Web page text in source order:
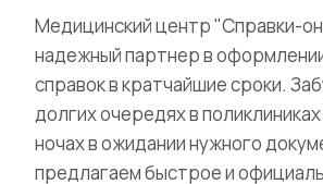
Медицинский центр "Справки-
надежный партнер в
справок в кратчайшие сроки.
долгих очередях в
ночах в ожидании нужного
предлагаем быстрое и